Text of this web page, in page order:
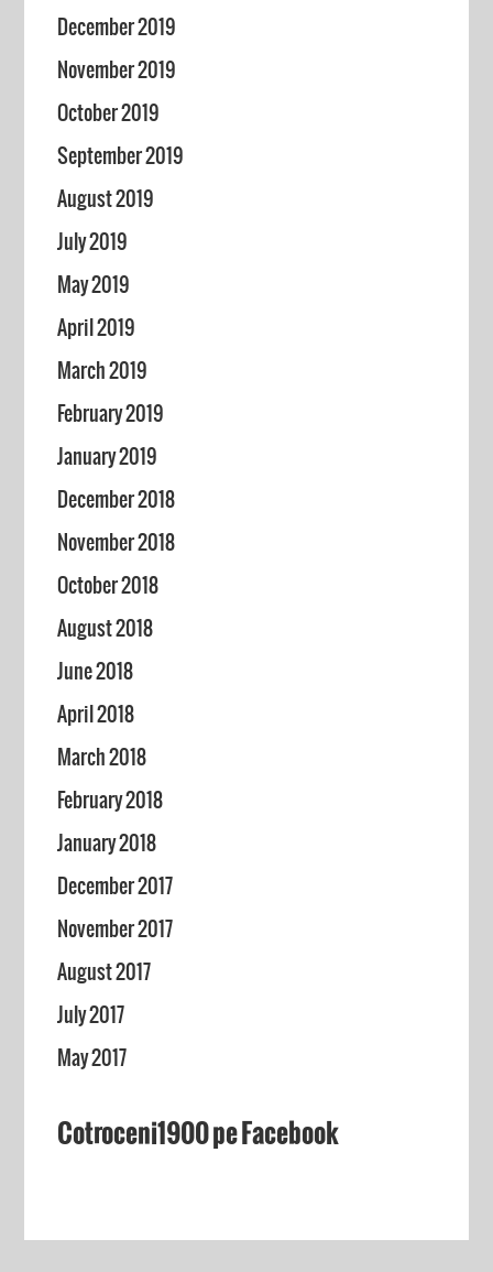
December 2019
November 2019
October 2019
September 2019
August 2019
July 2019
May 2019
April 2019
March 2019
February 2019
January 2019
December 2018
November 2018
October 2018
August 2018
June 2018
April 2018
March 2018
February 2018
January 2018
December 2017
November 2017
August 2017
July 2017
May 2017
Cotroceni1900 pe Facebook